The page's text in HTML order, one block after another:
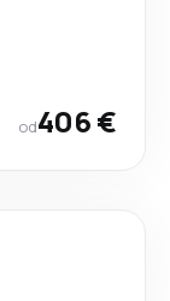
od406 €